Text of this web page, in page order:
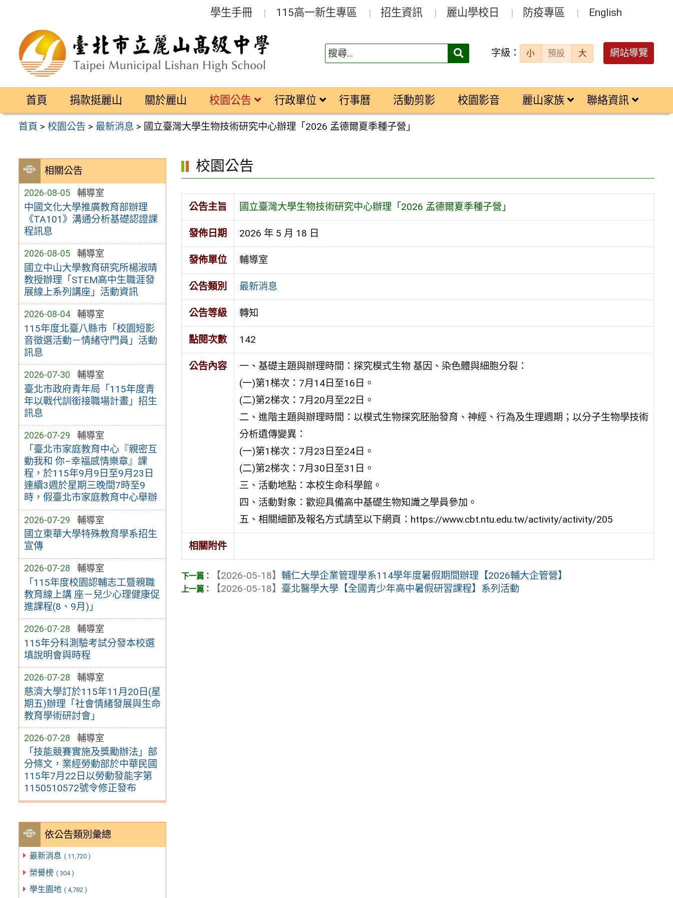
區
學生手冊 115高一新生專區 招生資訊 麗山學校日 防疫專區 English
搜
字級： 小 預設 大 網站導覽
首頁 捐款挺麗山 關於麗山 校園公告 行政單位 行事曆 活動剪影 校園影音 麗山家族 聯絡資訊
首頁 >校園公告 > 最新消息 > 國立臺灣大學生物技術研究中心辦理「2026 孟德爾夏季種子營」
相關公告
2026-08-05 輔導室
中國文化大學推廣教育部辦理
《TA101》溝通分析基礎認證課
程訊息
2026-08-05 輔導室
國立中山大學教育研究所楊淑晴
教授辦理「STEM高中生職涯發
展線上系列講座」活動資訊
2026-08-04 輔導室
115年度北臺八縣市「校園短影
音徵選活動－情緒守門員」活動
訊息
2026-07-30 輔導室
臺北市政府青年局「115年度青
年以戰代訓銜接職場計畫」招生
訊息
2026-07-29 輔導室
「臺北市家庭教育中心『親密互
動我和 你–幸福感情樂章』課
程，於115年9月9日至9月23日
連續3週於星期三晚間7時至9
時，假臺北市家庭教育中心舉辦
2026-07-29 輔導室
國立東華大學特殊教育學系招生
宣傳
2026-07-28 輔導室
「115年度校園認輔志工暨親職
教育線上講 座－兒少心理健康促
進課程(8、9月)」
2026-07-28 輔導室
115年分科測驗考試分發本校選
填說明會與時程
2026-07-28 輔導室
慈濟大學訂於115年11月20日(星
期五)辦理「社會情緒發展與生命
教育學術研討會」
2026-07-28 輔導室
「技能競賽實施及獎勵辦法」部
分條文，業經勞動部於中華民國
115年7月22日以勞動發能字第
1150510572號令修正發布
依公告類別彙總
最新消息 ( 11,720 )
榮譽榜 ( 304 )
學生園地 ( 4,782 )
校園公告
公告主旨 國立臺灣大學生物技術研究中心辦理「2026 孟德爾夏季種子營」
發佈日期 2026 年 5 月 18 日
發佈單位 輔導室
公告類別 最新消息
公告等級 轉知
點閱次數 142
公告內容
一、基礎主題與辦理時間：探究模式生物 基因、染色體與細胞分裂：
(一)第1梯次：7月14日至16日。
(二)第2梯次：7月20月至22日。
二、進階主題與辦理時間：以模式生物探究胚胎發育、神經、行為及生理週期；以分子生物學技術
分析遺傳變異：
(一)第1梯次：7月23日至24日。
(二)第2梯次：7月30日至31日。
三、活動地點：本校生命科學館。
四、活動對象：歡迎具備高中基礎生物知識之學員參加。
五、相關細節及報名方式請至以下網頁：https://www.cbt.ntu.edu.tw/activity/activity/205
相關附件
【2026-05-18】輔仁大學企業管理學系114學年度暑假期間辦理【2026輔大企管營】
【2026-05-18】 臺北醫學大學【全國青少年高中暑假研習課程】系列活動